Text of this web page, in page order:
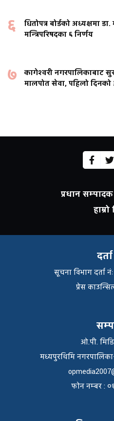
६
धितोपत्र बोर्डको अध्यक्षमा डा.
मन्त्रिपरिषदका ६ निर्णय
७
कागेश्वरी नगरपालिकाबाट
मालपोत सेवा, पहिलो
प्रधान
सूचना विभाग दर्ता
प्रेस
ओ.पी.
मध्यपुरथिमि
फाेन नम्बर :